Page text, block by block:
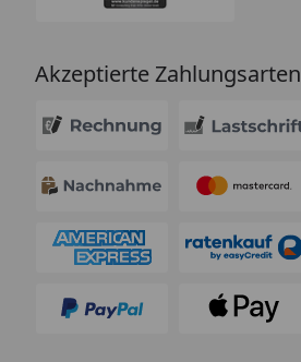
Akzeptierte Zahlungsarten